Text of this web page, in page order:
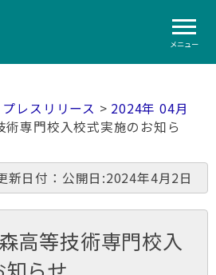
メニュー
プレスリリース > 2024年 04月
専門校入校式実施のお知ら
新日付：公開日:2024年4月2日
高等技術専門校入